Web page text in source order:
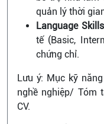
quản lý thời
Language
tế (Basic,
chứng chỉ.
Lưu ý: Mục kỹ
nghề nghiệp/ Tóm
CV.